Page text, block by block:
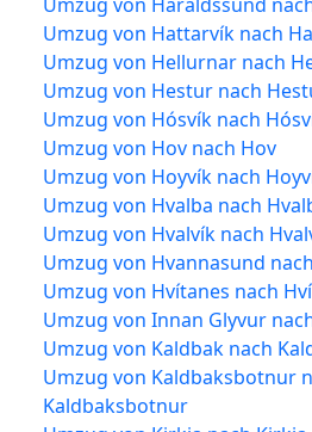
Umzug von Hattarvík nach
Umzug von Hellurnar nach
Umzug von Hestur nach
Umzug von Hósvík nach
Umzug von Hov nach Hov
Umzug von Hoyvík nach
Umzug von Hvalba nach
Umzug von Hvalvík nach
Umzug von Hvannasund
Umzug von Hvítanes nach
Umzug von Innan Glyvur
Umzug von Kaldbak nach
Umzug von Kaldbaksbotnur
Kaldbaksbotnur